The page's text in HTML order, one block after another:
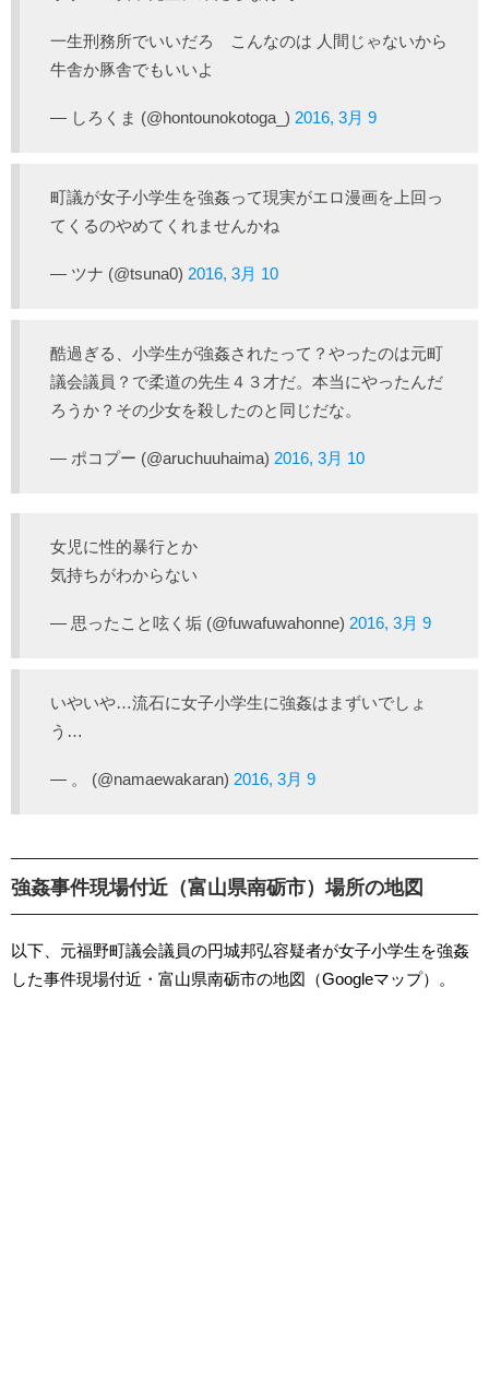
一生刑務所でいいだろ こんなのは 人間じゃないから
牛舎か豚舎でもいいよ
— しろくま (@hontounokotoga_) 2016, 3月 9
町議が女子小学生を強姦って現実がエロ漫画を上回っ
てくるのやめてくれませんかね
— ツナ (@tsuna0) 2016, 3月 10
酷過ぎる、小学生が強姦されたって？やったのは元町
議会議員？で柔道の先生４３才だ。本当にやったんだ
ろうか？その少女を殺したのと同じだな。
— ポコプー (@aruchuuhaima) 2016, 3月 10
女児に性的暴行とか
気持ちがわからない
— 思ったこと呟く垢 (@fuwafuwahonne) 2016, 3月 9
いやいや…流石に女子小学生に強姦はまずいでしょ
う…
— 。 (@namaewakaran) 2016, 3月 9
強姦事件現場付近（富山県南砺市）場所の地図
以下、元福野町議会議員の円城邦弘容疑者が女子小学生を強姦
した事件現場付近・富山県南砺市の地図（Googleマップ）。